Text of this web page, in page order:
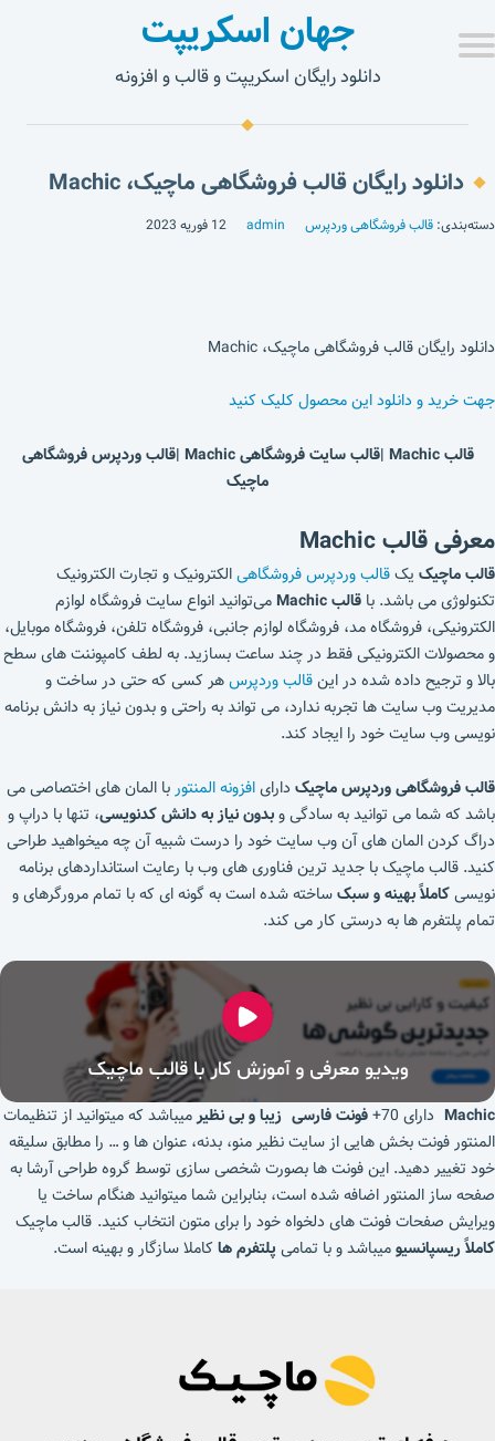
جهان اسکریپت
دانلود رایگان اسکریپت و قالب و افزونه
دانلود رایگان قالب فروشگاهی ماچیک، Machic
دسته‌بندی: قالب فروشگاهی وردپرس admin 12 فوریه 2023
دانلود رایگان قالب فروشگاهی ماچیک، Machic
جهت خرید و دانلود این محصول کلیک کنید
قالب Machic |قالب سایت فروشگاهی Machic |قالب وردپرس فروشگاهی
ماچیک
معرفی قالب Machic
قالب ماچیک یکقالب وردپرس فروشگاهیالکترونیک و تجارت الکترونیک
تکنولوژی می باشد. با قالب
می‌توانید انواع سایت فروشگاه لوازم
الکترونیکی، فروشگاه مد، فروشگاه لوازم جانبی، فروشگاه تلفن، فروشگاه موبایل،
و محصولات الکترونیکی فقط در چند ساعت بسازید. به لطف کامپوننت های سطح
بالا و ترجیح داده شده در اینقالب وردپرسهر کسی که حتی در ساخت و
مدیریت وب سایت ها تجربه ندارد، می تواند به راحتی و بدون نیاز به دانش برنامه
نویسی وب سایت خود را ایجاد کند.
قالب فروشگاهی وردپرس ماچیک دارایافزونه المنتور با المان های اختصاصی می
باشد که شما می توانید به سادگی وبدون نیاز به دانش کدنویسی، تنها با دراپ و
دراگ کردن المان های آن وب سایت خود را درست شبیه آن چه میخواهید طراحی
کنید. قالب ماچیک با جدید ترین فناوری های وب با رعایت استانداردهای برنامه
نویسیکاملاً بهینه و سبکساخته شده است به گونه ای که با تمام مرورگرهای و
تمام پلتفرم ها به درستی کار می کند.
Machic دارای 70+ فونت فارسی زیبا و بی نظیرمیباشد که میتوانید از تنظیمات
المنتور فونت بخش هایی از سایت نظیر منو، بدنه، عنوان ها و … را مطابق سلیقه
خود تغییر دهید. این فونت ها بصورت شخصی سازی توسط گروه طراحی آرشا به
صفحه ساز المنتور اضافه شده است، بنابراین شما میتوانید هنگام ساخت یا
ویرایش صفحات فونت های دلخواه خود را برای متون انتخاب کنید. قالب ماچیک
کاملاً ریسپانسیومیباشد و با تمامی پلتفرم هاکاملا سازگار و بهینه است.